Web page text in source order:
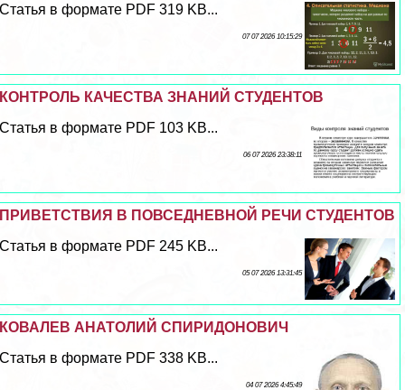
Статья в формате PDF 319 KB...
07 07 2026 10:15:29
КОНТРОЛЬ КАЧЕСТВА ЗНАНИЙ СТУДЕНТОВ
Статья в формате PDF 103 KB...
06 07 2026 23:38:11
ПРИВЕТСТВИЯ В ПОВСЕДНЕВНОЙ РЕЧИ СТУДЕНТОВ
Статья в формате PDF 245 KB...
05 07 2026 13:31:45
КОВАЛЕВ АНАТОЛИЙ СПИРИДОНОВИЧ
Статья в формате PDF 338 KB...
04 07 2026 4:45:49